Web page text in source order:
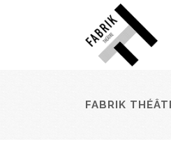
FABRIK